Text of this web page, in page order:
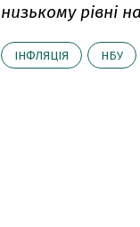
низькому рівні
ІНФЛЯЦІЯ НБУ